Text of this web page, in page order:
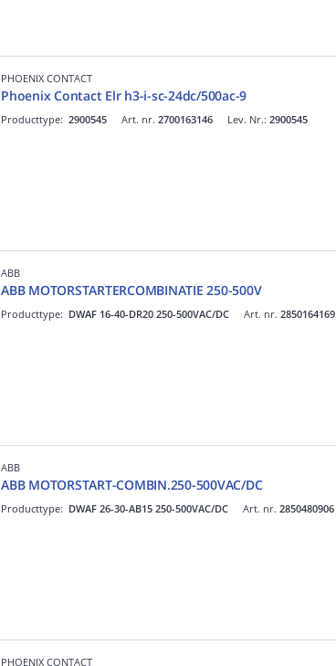
PHOENIX CONTACT
Phoenix Contact Elr h3-i-sc-24dc/500ac-9
Art. nr. 2700163146
Producttype: 2900545 Lev. Nr.: 2900545
ABB
ABB MOTORSTARTERCOMBINATIE 250-500V
Art. nr. 2850164169
Producttype: DWAF 16-40-DR20 250-500VAC/DC
ABB
ABB MOTORSTART-COMBIN.250-500VAC/DC
Art. nr. 2850480906
Producttype: DWAF 26-30-AB15 250-500VAC/DC
PHOENIX CONTACT